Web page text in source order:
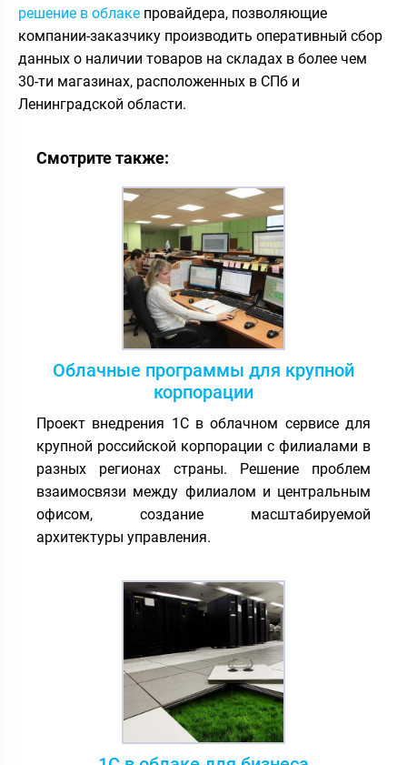
решение в облаке провайдера, позволяющие
компании-заказчику производить оперативный сбор
данных о наличии товаров на складах в более чем
30-ти магазинах, расположенных в СПб и
Ленинградской области.
Смотрите также:
Облачные программы для крупной
корпорации
Проект внедрения 1С в облачном сервисе для
крупной российской корпорации с филиалами в
разных регионах страны. Решение проблем
взаимосвязи между филиалом и центральным
офисом, создание масштабируемой
архитектуры управления.